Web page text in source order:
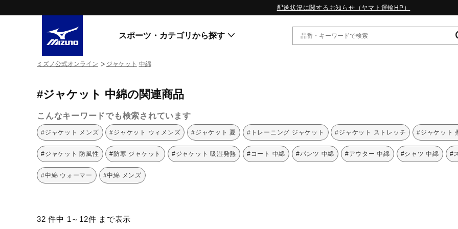
配送状況に関するお知らせ（ヤマト運輸HP）
スポーツ・カテゴリから探す
ライフスタイルウエア
ランニング
サッカー／フットサル
トレーニング
野球
バレーボール
WAVE PROPHECY
MORELIA LS
WAVE RIDER
MXR
ゴアテックス
コラボレーション
その他シリーズ
W.PROPHECY1｜特集
WP MAGIC MITA｜特集
WP STRAP｜特集
スペシャルカラーパック｜特集
ミズノ公式オンライン ジャケット 中綿
#ジャケット 中綿の関連商品
こんなキーワードでも検索されています
#ジャケット メンズ #ジャケット ウィメンズ #ジャケット 夏 #トレーニング ジャケット #ジャケット ストレッチ #ジャケット
#ジャケット 防風性 #防寒 ジャケット #ジャケット 吸湿発熱 #コート 中綿 #パンツ 中綿 #アウター 中綿 #シャツ 中綿 #
#中綿 ウォーマー #中綿 メンズ
32 件中 1～12件 まで表示